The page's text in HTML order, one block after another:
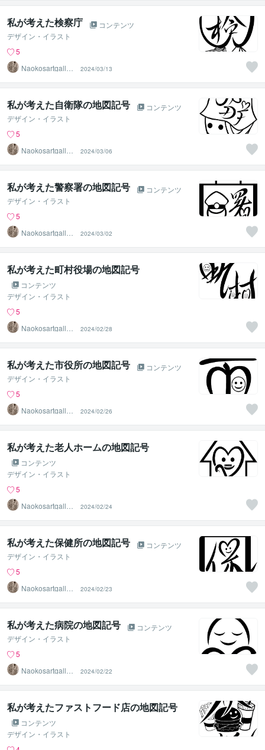
私が考えた検察庁
コンテンツ
デザイン・イラスト
5
Naokosartgaller
2024/03/13
私が考えた自衛隊の地図記号
コンテンツ
デザイン・イラスト
5
Naokosartgaller
2024/03/06
私が考えた警察署の地図記号
コンテンツ
デザイン・イラスト
5
Naokosartgaller
2024/03/02
私が考えた町村役場の地図記号
コンテンツ
デザイン・イラスト
5
Naokosartgaller
2024/02/28
私が考えた市役所の地図記号
コンテンツ
デザイン・イラスト
5
Naokosartgaller
2024/02/26
私が考えた老人ホームの地図記号
コンテンツ
デザイン・イラスト
5
Naokosartgaller
2024/02/24
私が考えた保健所の地図記号
コンテンツ
デザイン・イラスト
5
Naokosartgaller
2024/02/23
私が考えた病院の地図記号
コンテンツ
デザイン・イラスト
5
Naokosartgaller
2024/02/22
私が考えたファストフード店の地図記号
コンテンツ
デザイン・イラスト